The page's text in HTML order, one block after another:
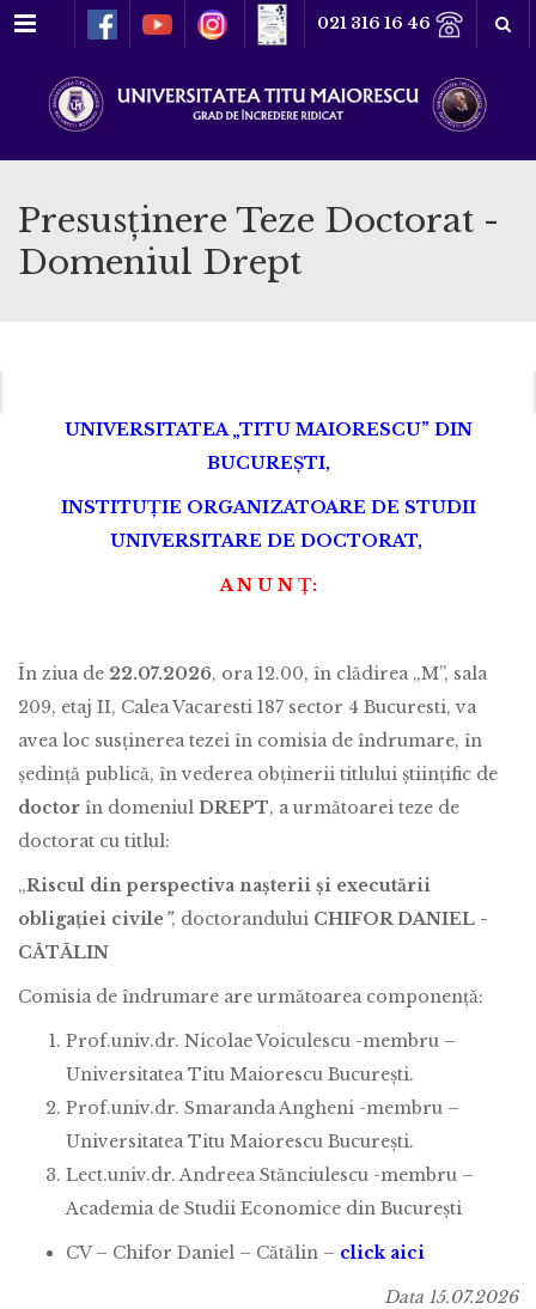
Meniu 021 316 16 46
Presusținere Teze Doctorat -
Domeniul Drept
UNIVERSITATEA „TITU MAIORESCU” DIN
BUCUREŞTI,
INSTITUŢIE ORGANIZATOARE DE STUDII
UNIVERSITARE DE DOCTORAT,
A N U N Ţ:
În ziua de 22.07.2026, ora 12.00, în clădirea „M”, sala
209, etaj II, Calea Vacaresti 187 sector 4 Bucuresti, va
avea loc susţinerea tezei în comisia de îndrumare, în
şedinţă publică, în vederea obţinerii titlului ştiinţific de
doctor în domeniul DREPT, a următoarei teze de
doctorat cu titlul:
„Riscul din perspectiva nașterii și executării
obligației civile ”, doctorandului CHIFOR DANIEL -
CĂTĂLIN
Comisia de îndrumare are următoarea componență:
Prof.univ.dr. Nicolae Voiculescu -membru –
Universitatea Titu Maiorescu București.
Prof.univ.dr. Smaranda Angheni -membru –
Universitatea Titu Maiorescu București.
Lect.univ.dr. Andreea Stănciulescu -membru –
Academia de Studii Economice din București
CV – Chifor Daniel – Cătălin – click aici
Data 15.07.2026